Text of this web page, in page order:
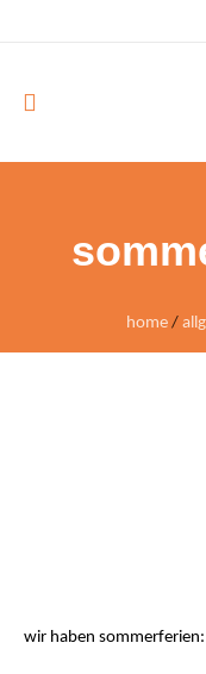
home /
wir haben sommerferien: